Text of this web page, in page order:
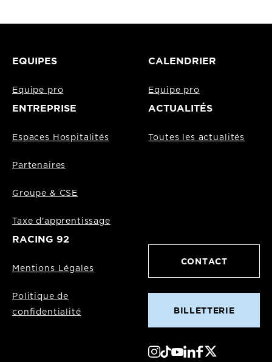
EQUIPES
Equipe pro
CALENDRIER
Equipe pro
ENTREPRISE
Espaces Hospitalités
Partenaires
Groupe & CSE
Taxe d'apprentissage
ACTUALITÉS
Toutes les actualités
RACING 92
Mentions Légales
Politique de
confidentialité
CONTACT
BILLETTERIE